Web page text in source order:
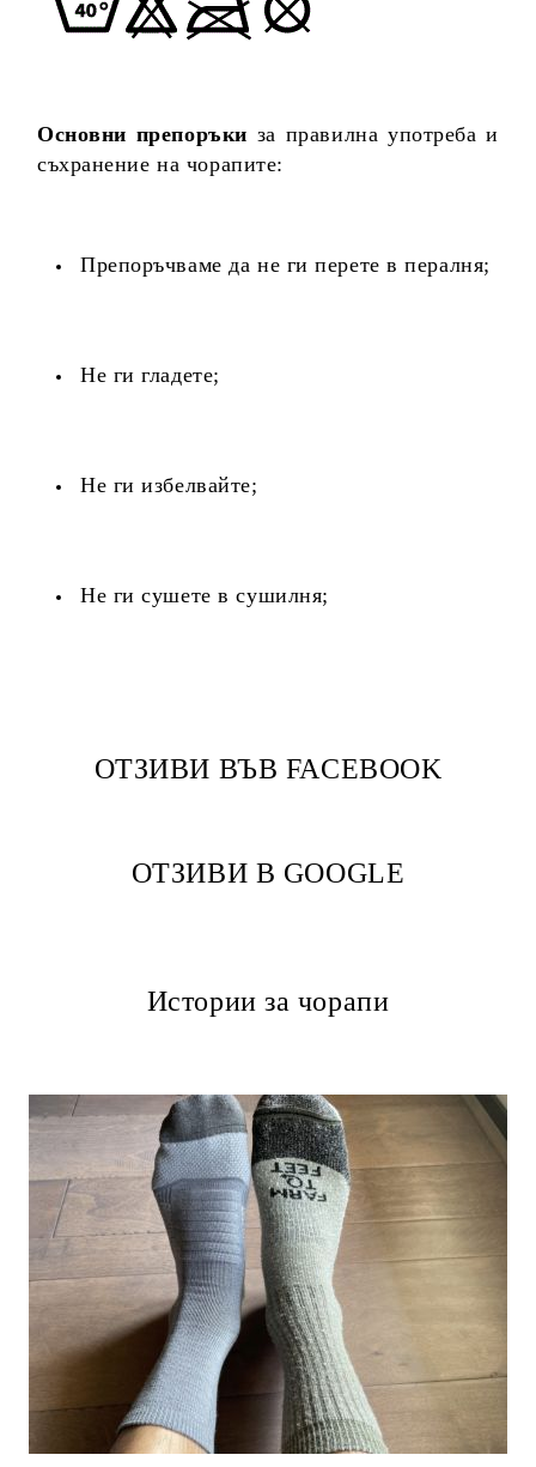
Основни препоръки за правилна употреба и
съхранение на чорапите:
Препоръчваме да не ги перете в пералня;
Не ги гладете;
Не ги избелвайте;
Не ги сушете в сушилня;
ОТЗИВИ ВЪВ FACEBOOK
ОТЗИВИ В GOOGLE
Истории за чорапи